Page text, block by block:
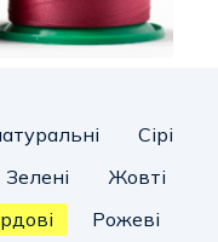
Сірі
Зелені
Жовті
Рожеві